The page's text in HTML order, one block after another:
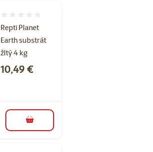
Repti Planet
Earth substrát
žltý 4 kg
Cena
10,49 €
do košíka